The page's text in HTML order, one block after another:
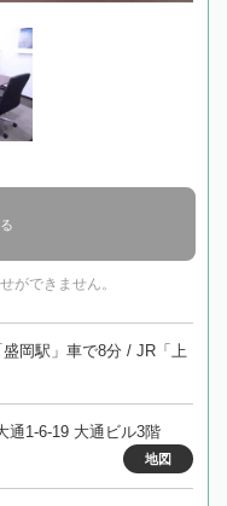
ができません。
岡駅」車で8分 / JR「上
通1-6-19 大通ビル3階
地図